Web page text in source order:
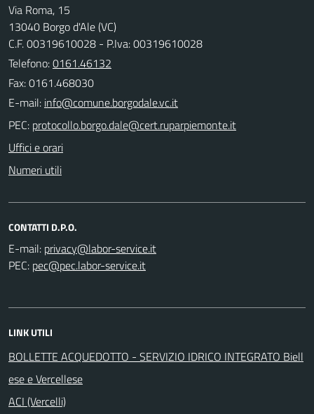
Via Roma, 15
13040 Borgo d'Ale (VC)
C.F. 00319610028 - P.Iva: 00319610028
Telefono:0161.46132
Fax: 0161.468030
E-mail:
PEC:
Uffici e orari
Numeri utili
CONTATTI D.P.O.
E-mail:
PEC:
LINK UTILI
BOLLETTE ACQUEDOTTO - SERVIZIO IDRICO INTEGRATO Biell
ese e Vercellese
ACI (Vercelli)